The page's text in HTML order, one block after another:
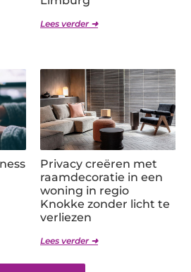
Lees verder ➜
Privacy creëren met
raamdecoratie in een
woning in regio
Knokke zonder licht te
verliezen
Lees verder ➜